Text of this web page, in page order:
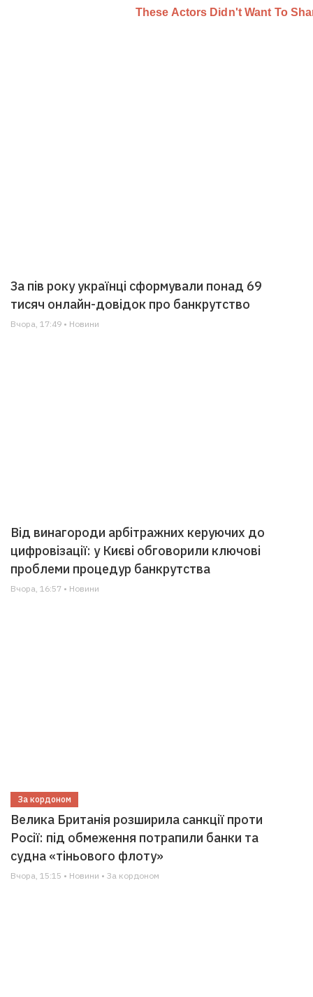
За пів року українці сформували понад 69
тисяч онлайн-довідок про банкрутство
Вчора, 17:49 • Новини
Від винагороди арбітражних керуючих до
цифровізації: у Києві обговорили ключові
проблеми процедур банкрутства
Вчора, 16:57 • Новини
За кордоном
Велика Британія розширила санкції проти
Росії: під обмеження потрапили банки та
судна «тіньового флоту»
Вчора, 15:15 • Новини • За кордоном